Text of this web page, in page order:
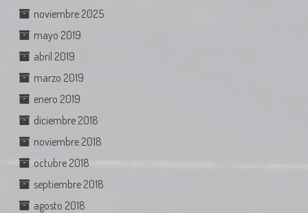
noviembre 2025
mayo 2019
abril 2019
marzo 2019
enero 2019
diciembre 2018
noviembre 2018
octubre 2018
septiembre 2018
agosto 2018